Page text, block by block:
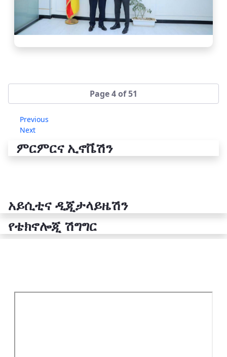
Page 4 of 51
Previous
Next
ምርምርና ኢኖቬሽን
አይሲቲና ዲጂታላይዜሽን
የቴክኖሎጂ ሽግግር